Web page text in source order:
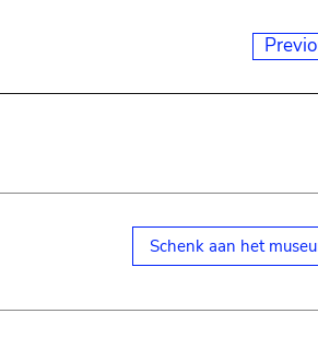
Schenk aan het